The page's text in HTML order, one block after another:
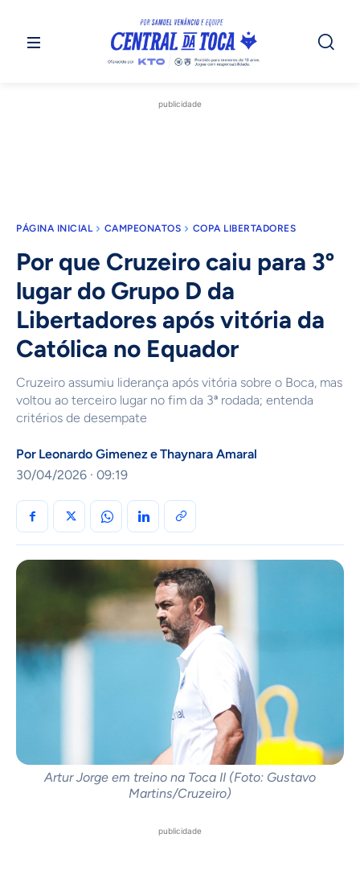
publicidade
PÁGINA INICIAL CAMPEONATOS COPA LIBERTADORES
Por que Cruzeiro caiu para 3º
lugar do Grupo D da
Libertadores após vitória da
Católica no Equador
Cruzeiro assumiu liderança após vitória sobre o Boca, mas
voltou ao terceiro lugar no fim da 3ª rodada; entenda
critérios de desempate
Por Leonardo GimenezeThaynara Amaral
30/04/2026 · 09:19
Artur Jorge em treino na Toca II (Foto: Gustavo
Martins/Cruzeiro)
publicidade